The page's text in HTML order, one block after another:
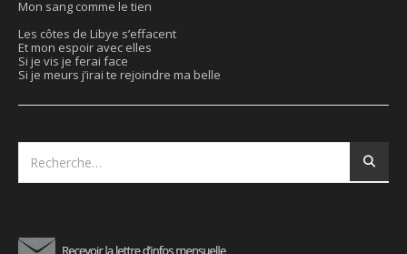
Mon sang comme le tien
Les côtes de Libye s’effacent
Et mon espoir avec elles
Si je vis je ferai face
Si je meurs j’irai te rejoindre ma belle